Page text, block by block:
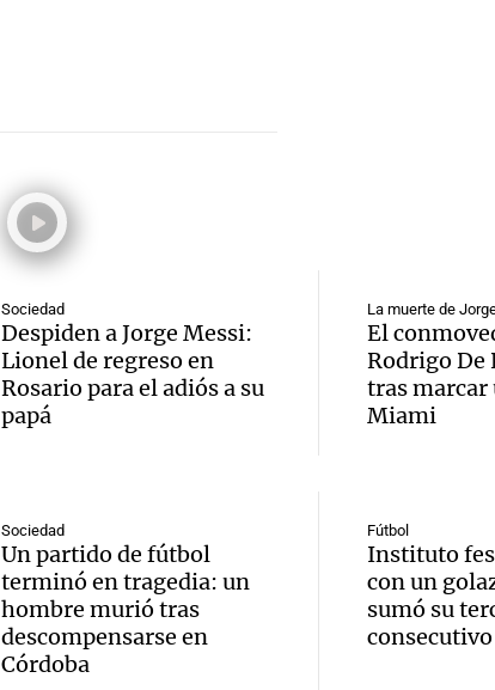
Una
Episodios
Toreo
Episodios
"Tres
se lo
para
nunca
Una
Episodios
Audio.
del río
y
hasta
firmó
Sociedad
Despiden a Jorge Messi:
Lionel de regreso en
Rosario para el adiós a su
papá
La muerte de
El
Rodrigo De
tras marcar
Miami
Sociedad
Un partido de fútbol
terminó en tragedia: un
hombre murió tras
descompensarse en
Córdoba
Fútbol
Instituto
con un
sumó su
consecutivo